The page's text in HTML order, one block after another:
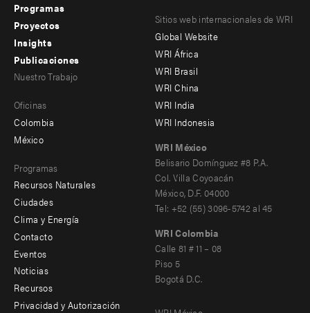
Footer
menu
-
Programas
Proyectos
Insights
Publicaciones
menu
-
Nuestro Trabajo
Oficinas
Colombia
México
Programas
Recursos Naturales
Ciudades
Clima y Energía
Footer
menu
-
Contacto
Eventos
Noticias
Recursos
Privacidad y Autorización
Footer
menu
-
Offices
Sitios web internacionales de WRI
Global Website
WRI África
WRI Brasil
WRI China
WRI India
WRI Indonesia
WRI México
Belisario Domínguez #8 P.A.
Col. Villa Coyoacán
México, D.F. 04000
Tel: +52 (55) 3096-5742 al 45
WRI Colombia
Calle 81 # 11 – 08
Piso 5
Bogotá D.C.